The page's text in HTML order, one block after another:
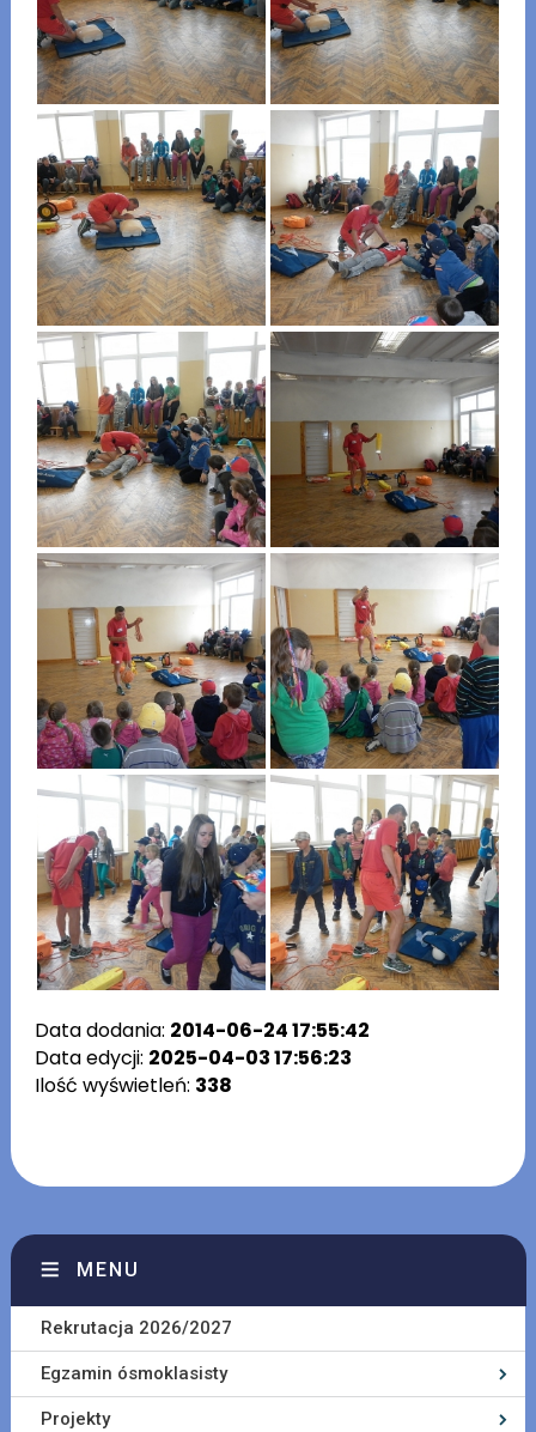
Data dodania: 2014-06-24 17:55:42
Data edycji: 2025-04-03 17:56:23
Ilość wyświetleń: 338
MENU
Rekrutacja 2026/2027
Egzamin ósmoklasisty
Projekty